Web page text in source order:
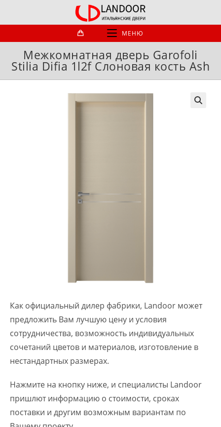
МЕНЮ
Межкомнатная дверь Garofoli
Stilia Difia 1l2f Слоновая кость Ash
Как официальный дилер фабрики, Landoor может
предложить Вам лучшую цену и условия
сотрудничества, возможность индивидуальных
сочетаний цветов и материалов, изготовление в
нестандартных размерах.
Нажмите на кнопку ниже, и специалисты Landoor
пришлют информацию о стоимости, сроках
поставки и другим возможным вариантам по